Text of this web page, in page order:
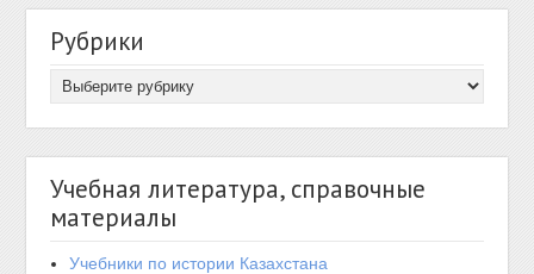
Рубрики
Учебная литература, справочные
материалы
Учебники по истории Казахстана